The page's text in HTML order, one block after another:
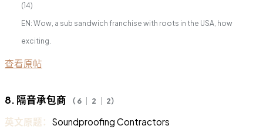
(14)
EN: Wow, a sub sandwich franchise with roots in the USA, how
exciting.
查看原帖
8. 隔音承包商 （ 6 ｜ 2 ｜ 2）
英文原题： Soundproofing Contractors